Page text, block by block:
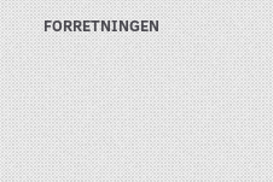
FORRETNINGEN